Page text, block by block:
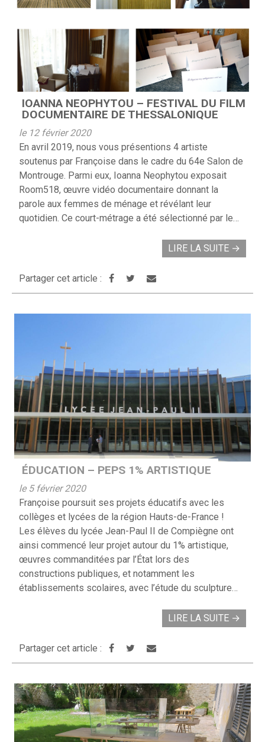
IOANNA NEOPHYTOU – FESTIVAL DU FILM
DOCUMENTAIRE DE THESSALONIQUE
le 12 février 2020
En avril 2019, nous vous présentions 4 artiste
soutenus par Françoise dans le cadre du 64e Salon de
Montrouge. Parmi eux, Ioanna Neophytou exposait
Room518, œuvre vidéo documentaire donnant la
parole aux femmes de ménage et révélant leur
quotidien. Ce court-métrage a été sélectionné par le…
LIRE LA SUITE →
Partager cet article :
ÉDUCATION – PEPS 1% ARTISTIQUE
le 5 février 2020
Françoise poursuit ses projets éducatifs avec les
collèges et lycées de la région Hauts-de-France !
Les élèves du lycée Jean-Paul II de Compiègne ont
ainsi commencé leur projet autour du 1% artistique,
œuvres commanditées par l’État lors des
constructions publiques, et notamment les
établissements scolaires, avec l’étude du sculpture…
LIRE LA SUITE →
Partager cet article :